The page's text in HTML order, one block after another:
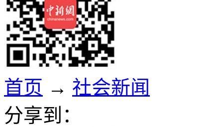
首页 → 社会新闻
分享到：